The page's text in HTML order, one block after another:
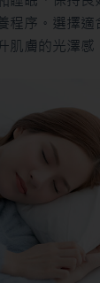
程序。選擇
肌膚的光澤感